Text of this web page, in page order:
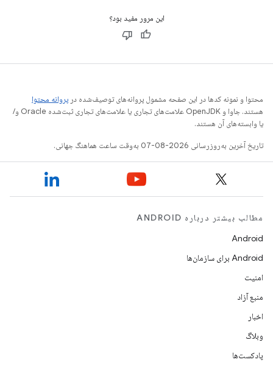
این مرور مفید بود؟
محتوا و نمونه کدها در این صفحه مشمول پروانه‌های توصیف‌شده در پروانه محتوا
هستند. جاوا و OpenJDK علامت‌های تجاری یا علامت‌های تجاری ثبت‌شده Oracle و/
یا وابسته‌های آن هستند.
تاریخ آخرین به‌روزرسانی 2026-08-07 به‌وقت ساعت هماهنگ جهانی.
مطالب بیشتر درباره ANDROID
Android
Android برای سازمان‌ها
امنیت
منبع آزاد
اخبار
وبلاگ
پادکست‌ها